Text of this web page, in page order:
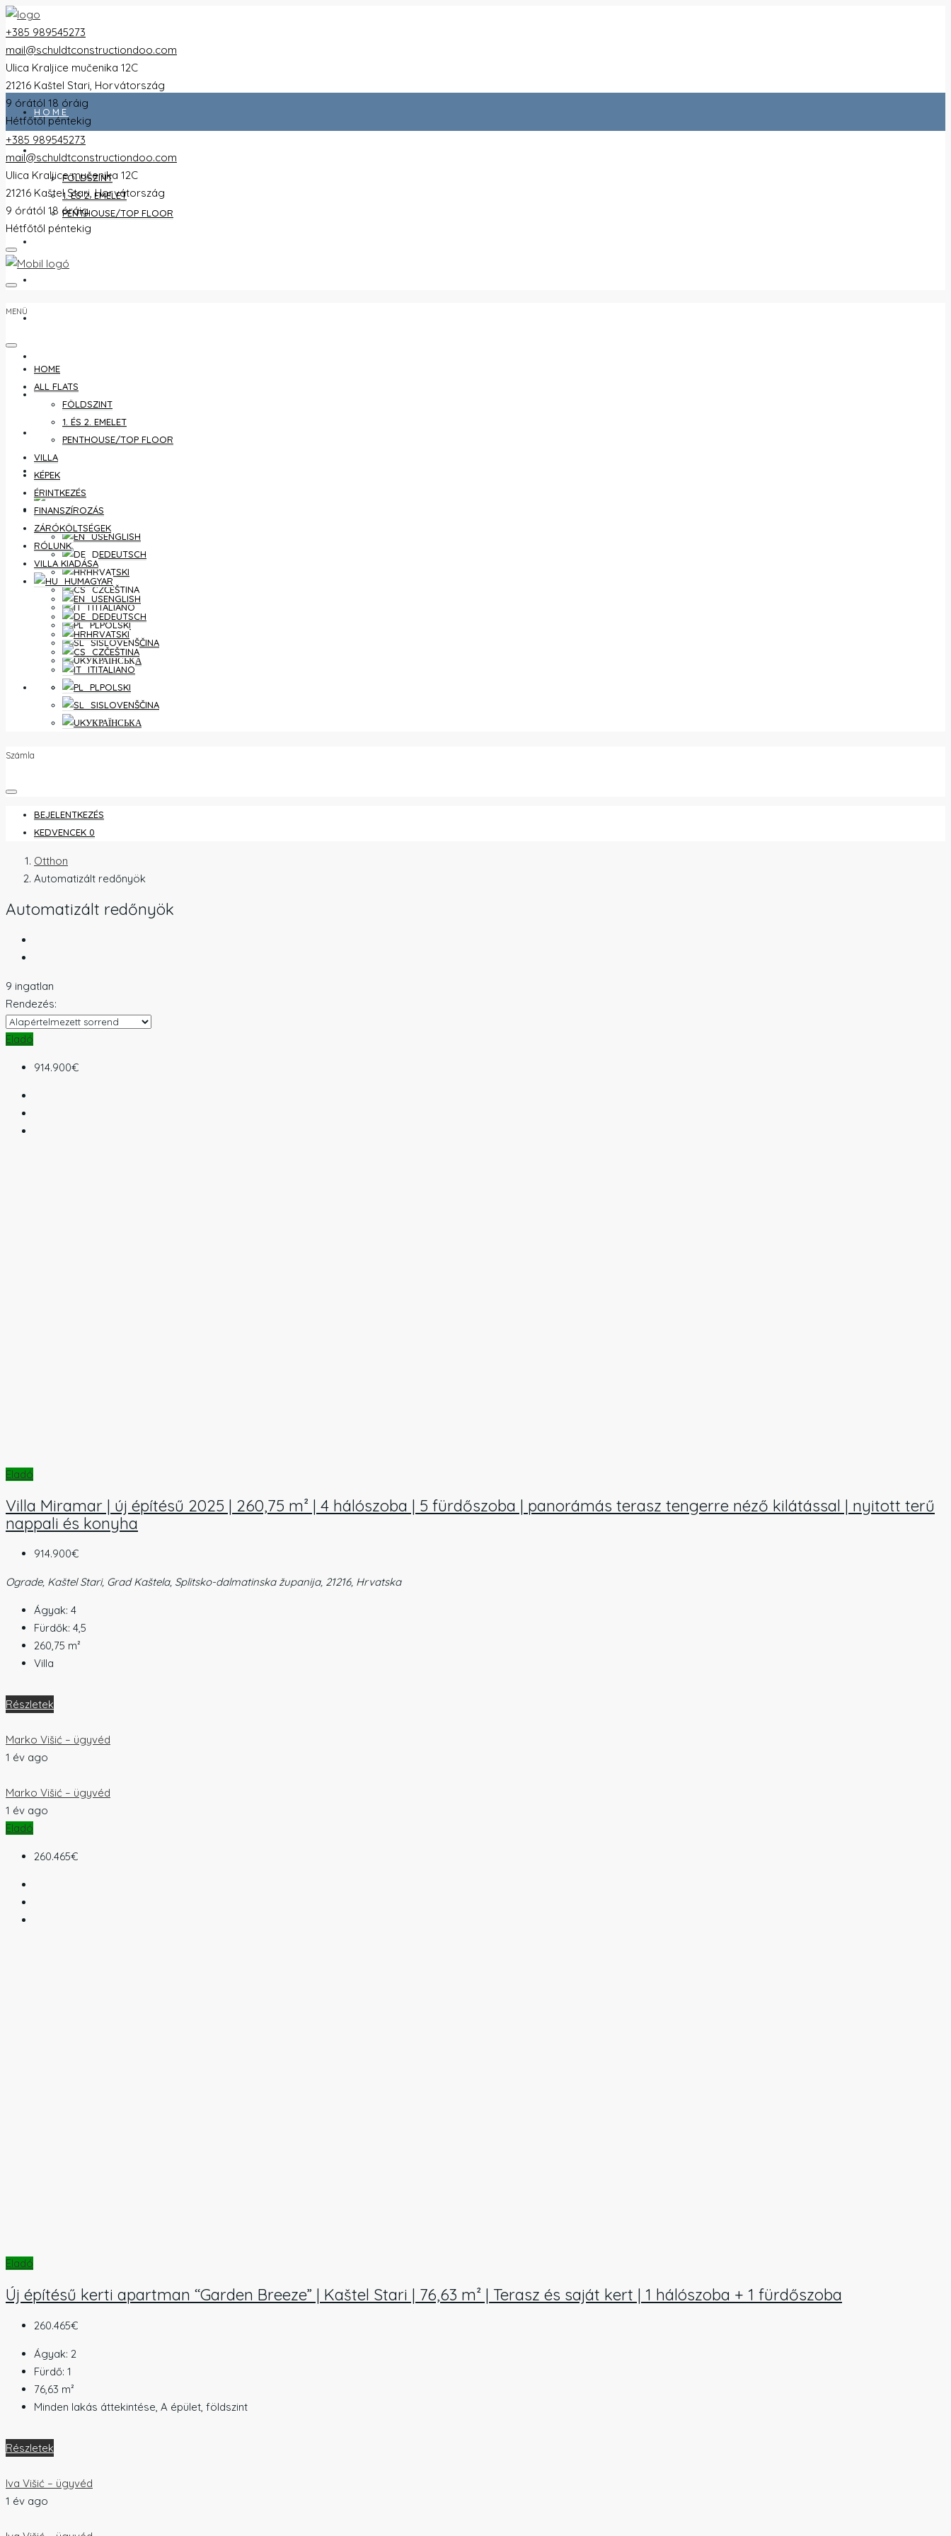
+385 989545273
mail@schuldtconstructiondoo.com
Ulica Kraljice mučenika 12C
21216 Kaštel Stari, Horvátország
9 órától 18 óráig
Hétfőtől péntekig
HOME
FÖLDSZINT
1. ÉS 2. EMELET
PENTHOUSE/TOP FLOOR
ZÁRÓKÖLTSÉGEK
VILLA KIADÁSA
MAGYAR
ENGLISH
DEUTSCH
HRVATSKI
ČEŠTINA
ITALIANO
POLSKI
SLOVENŠČINA
УКРАЇНСЬКА
KEDVENCEK 0
+385 989545273
mail@schuldtconstructiondoo.com
Ulica Kraljice mučenika 12C
21216 Kaštel Stari, Horvátország
9 órától 18 óráig
Hétfőtől péntekig
MENÜ
HOME
ALL FLATS
FÖLDSZINT
1. ÉS 2. EMELET
PENTHOUSE/TOP FLOOR
VILLA
KÉPEK
ÉRINTKEZÉS
FINANSZÍROZÁS
ZÁRÓKÖLTSÉGEK
RÓLUNK
VILLA KIADÁSA
MAGYAR
ENGLISH
DEUTSCH
HRVATSKI
ČEŠTINA
ITALIANO
POLSKI
SLOVENŠČINA
УКРАЇНСЬКА
Számla
BEJELENTKEZÉS
KEDVENCEK 0
Otthon
Automatizált redőnyök
Automatizált redőnyök
9 ingatlan
Rendezés:
Eladó
914.900€
Eladó
Villa Miramar | új építésű 2025 | 260,75 m² | 4 hálószoba | 5 fürdőszoba | panorámás terasz tengerre néző kilátással | nyitott terű
nappali és konyha
914.900€
Ograde, Kaštel Stari, Grad Kaštela, Splitsko-dalmatinska županija, 21216, Hrvatska
Ágyak: 4
Fürdők: 4,5
260,75 m²
Villa
Részletek
Marko Višić – ügyvéd
1 év ago
Marko Višić – ügyvéd
1 év ago
Eladó
260.465€
Eladó
Új építésű kerti apartman “Garden Breeze” | Kaštel Stari | 76,63 m² | Terasz és saját kert | 1 hálószoba + 1 fürdőszoba
260.465€
Ágyak: 2
Fürdő: 1
76,63 m²
Minden lakás áttekintése, A épület, földszint
Részletek
Iva Višić – ügyvéd
1 év ago